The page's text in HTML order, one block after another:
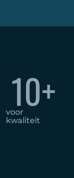
voor
kwaliteit
10+